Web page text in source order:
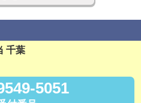
休み希望対応可
深夜勤務
千葉
5051